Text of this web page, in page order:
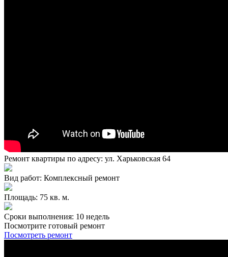
Ремонт квартиры по адресу: ул. Харьковская 64
Вид работ: Комплексный ремонт
Площадь: 75 кв. м.
Сроки выполнения: 10 недель
Посмотрите готовый ремонт
Посмотреть ремонт